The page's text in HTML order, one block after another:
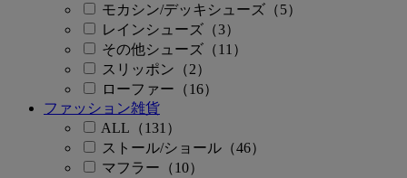
モカシン/デッキシューズ（5）
レインシューズ（3）
その他シューズ（11）
スリッポン（2）
ローファー（16）
ファッション雑貨
ALL（131）
ストール/ショール（46）
マフラー（10）